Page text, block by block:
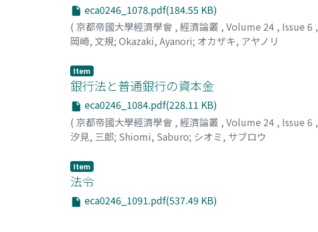
eca0246_1078.pdf(184.55 KB)
( 京都帝國大學經濟學會 , 經濟論叢 , Volume 24 , Issue 6 ,
岡崎, 文規; Okazaki, Ayanori; オカザキ, アヤノリ
Item
銀行法と普通銀行の資本金
eca0246_1084.pdf(228.11 KB)
( 京都帝國大學經濟學會 , 經濟論叢 , Volume 24 , Issue 6 ,
汐見, 三郎; Shiomi, Saburo; シオミ, サブロウ
Item
法令
eca0246_1091.pdf(537.49 KB)